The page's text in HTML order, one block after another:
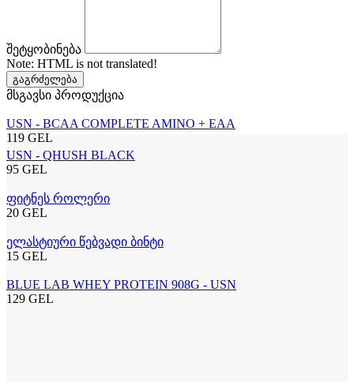
შეტყობინება
Note: HTML is not translated!
გაგრძელება
მსგავსი პროდუქცია
USN - BCAA COMPLETE AMINO + EAA
119 GEL
USN - QHUSH BLACK
95 GEL
ფიტნეს როლერი
20 GEL
ელასტიური წებვადი ბინტი
15 GEL
BLUE LAB WHEY PROTEIN 908G - USN
129 GEL